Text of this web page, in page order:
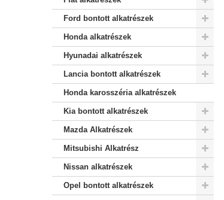
Ford bontott alkatrészek
Honda alkatrészek
Hyunadai alkatrészek
Lancia bontott alkatrészek
Honda karosszéria alkatrészek
Kia bontott alkatrészek
Mazda Alkatrészek
Mitsubishi Alkatrész
Nissan alkatrészek
Opel bontott alkatrészek